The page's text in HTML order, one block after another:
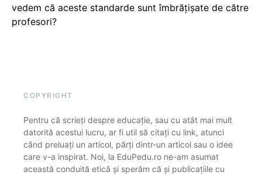
vedem că aceste standarde sunt îmbrățișate de către
profesori?
COPYRIGHT
Pentru că scrieți despre educație, sau cu atât mai mult
datorită acestui lucru, ar fi util să citați cu link, atunci
când preluați un articol, părți dintr-un articol sau o idee
care v-a inspirat. Noi, la EduPedu.ro ne-am asumat
această conduită etică și sperăm că și publicațiile cu